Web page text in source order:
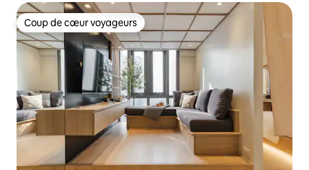
Coup de cœur voyageurs
Coup de cœur voyageurs